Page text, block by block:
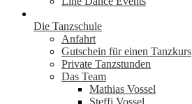
Die Tanzschule
Anfahrt
Gutschein für einen Tanzkurs
Private Tanzstunden
Das Team
Mathias Vossel
Steffi Vossel